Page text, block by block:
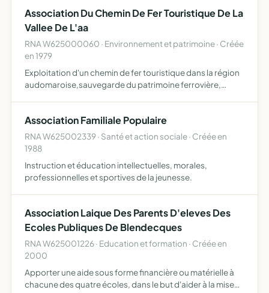
Association Du Chemin De Fer Touristique De La
Vallee De L'aa
RNA W625000060 · Environnement et patrimoine · Créée
en 1979
Exploitation d'un chemin de fer touristique dans la région
audomaroise,sauvegarde du patrimoine ferrovière,
Association Familiale Populaire
RNA W625002339 · Santé et action sociale · Créée en
1988
Instruction et éducation intellectuelles, morales,
professionnelles et sportives de la jeunesse.
Association Laique Des Parents D'eleves Des
Ecoles Publiques De Blendecques
RNA W625001226 · Education et formation · Créée en
2000
Apporter une aide sous forme financière ou matérielle à
chacune des quatre écoles, dans le but d'aider à la mise